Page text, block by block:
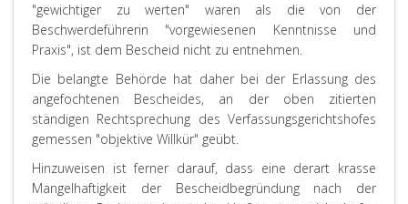
"gewichtiger zu werten" waren als die von der
Beschwerdeführerin "vorgewiesenen Kenntnisse und
Praxis", ist dem Bescheid nicht zu entnehmen.
Die belangte Behörde hat daher bei der Erlassung des
angefochtenen Bescheides, an der oben zitierten
ständigen Rechtsprechung des Verfassungsgerichtshofes
gemessen "objektive Willkür" geübt.
Hinzuweisen ist ferner darauf, dass eine derart krasse
Mangelhaftigkeit der Bescheidbegründung nach der